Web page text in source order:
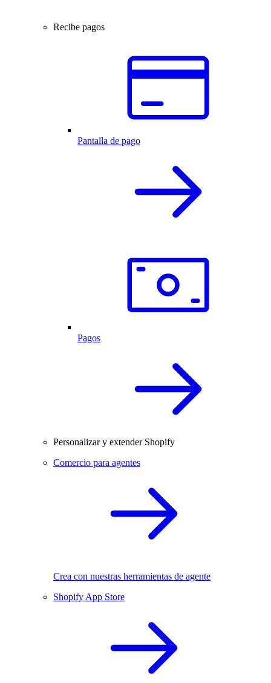
Recibe pagos
Pantalla de pago
Pagos
Personalizar y extender Shopify
Comercio para agentes
Crea con nuestras herramientas de agente
Shopify App Store